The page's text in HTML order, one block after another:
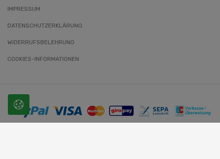
IMPRESSUM
DATENSCHUTZERKLÄRUNG
WIDERRUFSBELEHRUNG
COOKIES-INFORMATIONEN